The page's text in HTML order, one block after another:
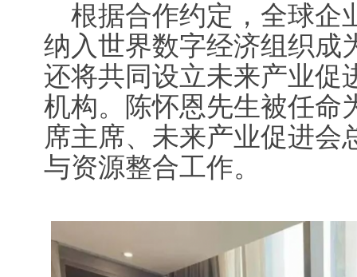
根据合作约定，全球企
纳入世界数字经济组织成
还将共同设立未来产业促
机构。陈怀恩先生被任命
席主席、未来产业促进会
与资源整合工作。